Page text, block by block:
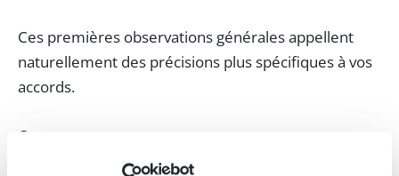
Ces premières observations générales appellent
naturellement des précisions plus spécifiques à vos
accords.
Contact :
Sylvain Justier :sylvain.justier@magenta-legal.com